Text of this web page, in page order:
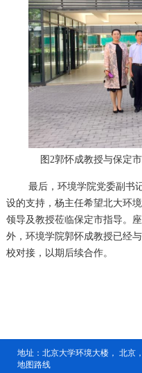
图2郭怀成教授与保定
最后，环境学院党委副书
设的支持，杨主任希望北大环
领导及教授莅临保定市指导。
外，环境学院郭怀成教授已经
校对接，以期后续合作。
地址：北京大学环境大楼， 北
地图路线